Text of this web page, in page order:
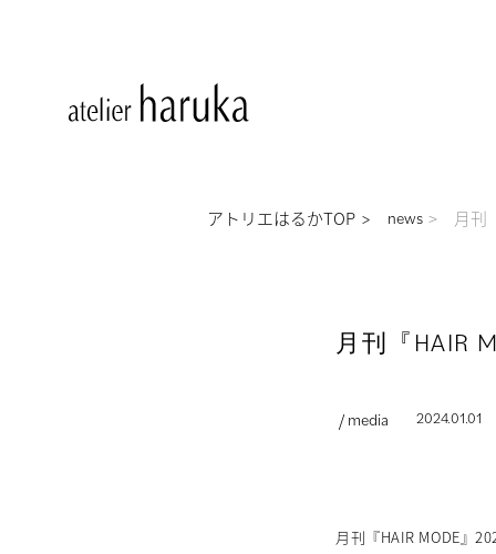
アトリエはるかTOP news 月刊
月刊『HAIR
/ media 2024.01.01
月刊『HAIR MODE』